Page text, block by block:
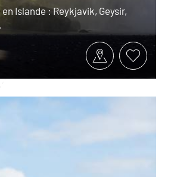
Islande : Reykjavik, Geysir,